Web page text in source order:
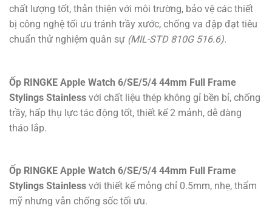
chất lượng tốt, thån thiện với môi trường, bảo vệ các thiết
bị công nghệ tối ưu tránh trầy xước, chống va đập đạt tiêu
chuẩn thử nghiệm quân sự (MIL-STD 810G 516.6).
Ốp RINGKE Apple Watch 6/SE/5/4 44mm Full Frame
Stylings Stainless với chất liệu thép không gỉ bền bỉ, chống
trầy, hấp thụ lực tác động tốt, thiết kế 2 mảnh, dễ dàng
tháo lắp.
Ốp RINGKE Apple Watch 6/SE/5/4 44mm Full Frame
Stylings Stainless với thiết kế mỏng chỉ 0.5mm, nhẹ, thẩm
mỹ nhưng vẫn chống sốc tối ưu.